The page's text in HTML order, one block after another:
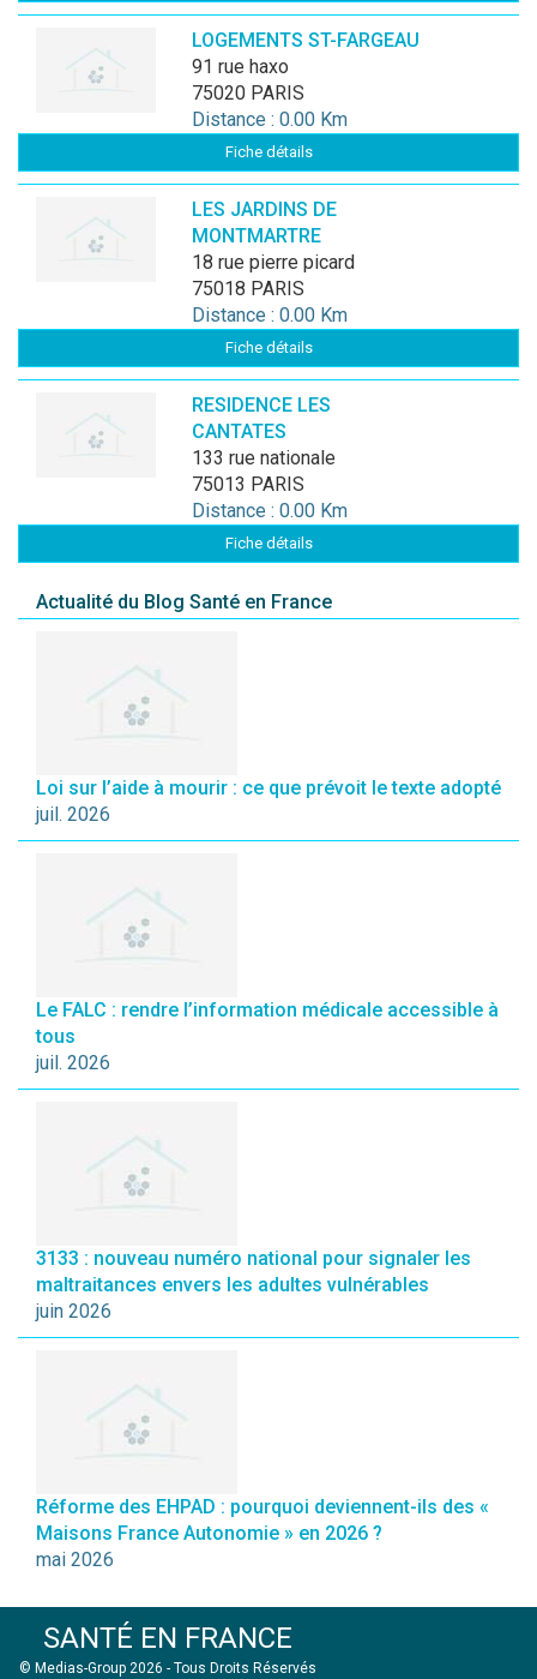
LOGEMENTS ST-FARGEAU
91 rue haxo
75020 PARIS
Distance : 0.00 Km
Fiche détails
LES JARDINS DE
MONTMARTRE
18 rue pierre picard
75018 PARIS
Distance : 0.00 Km
Fiche détails
RESIDENCE LES
CANTATES
133 rue nationale
75013 PARIS
Distance : 0.00 Km
Fiche détails
Actualité du Blog Santé en France
Loi sur l’aide à mourir : ce que prévoit le texte adopté
juil. 2026
Le FALC : rendre l’information médicale accessible à
tous
juil. 2026
3133 : nouveau numéro national pour signaler les
maltraitances envers les adultes vulnérables
juin 2026
Réforme des EHPAD : pourquoi deviennent-ils des «
Maisons France Autonomie » en 2026 ?
mai 2026
SANTÉ EN FRANCE
© Medias-Group 2026 - Tous Droits Réservés